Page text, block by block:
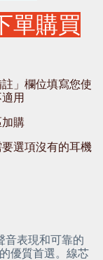
單購買
」欄位填寫您使
用
購
選項沒有的耳機
音表現和可靠的
優質首選。線芯